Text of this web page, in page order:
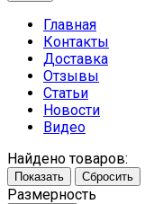
Главная
Контакты
Доставка
Отзывы
Статьи
Новости
Видео
Найдено товаров:
Показать Сбросить
Размерность